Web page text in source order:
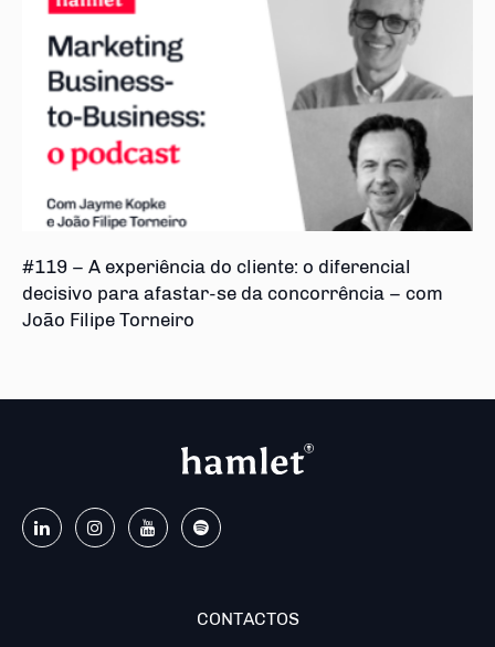
#119 – A experiência do cliente: o diferencial
decisivo para afastar-se da concorrência – com
João Filipe Torneiro
CONTACTOS